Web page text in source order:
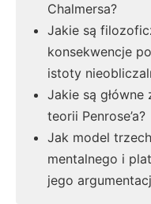
Chalmersa?
Jakie są
konsekwencje
istoty
Jakie są
teorii Penrose’a?
Jak model
mentalnego i
jego